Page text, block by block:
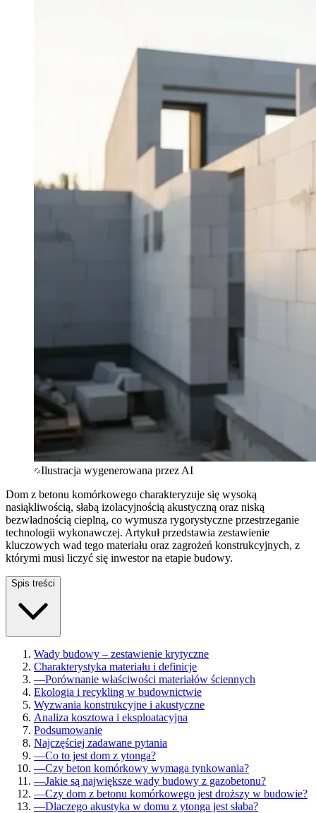
Ilustracja wygenerowana przez AI
Dom z betonu komórkowego charakteryzuje się wysoką
nasiąkliwością, słabą izolacyjnością akustyczną oraz niską
bezwładnością cieplną, co wymusza rygorystyczne przestrzeganie
technologii wykonawczej. Artykuł przedstawia zestawienie
kluczowych wad tego materiału oraz zagrożeń konstrukcyjnych, z
którymi musi liczyć się inwestor na etapie budowy.
Spis treści
Wady budowy – zestawienie krytyczne
Charakterystyka materiału i definicje
—Porównanie właściwości materiałów ściennych
Ekologia i recykling w budownictwie
Wyzwania konstrukcyjne i akustyczne
Analiza kosztowa i eksploatacyjna
Podsumowanie
Najczęściej zadawane pytania
—Co to jest dom z ytonga?
—Czy beton komórkowy wymaga tynkowania?
—Jakie są największe wady budowy z gazobetonu?
—Czy dom z betonu komórkowego jest droższy w budowie?
—Dlaczego akustyka w domu z ytonga jest słaba?